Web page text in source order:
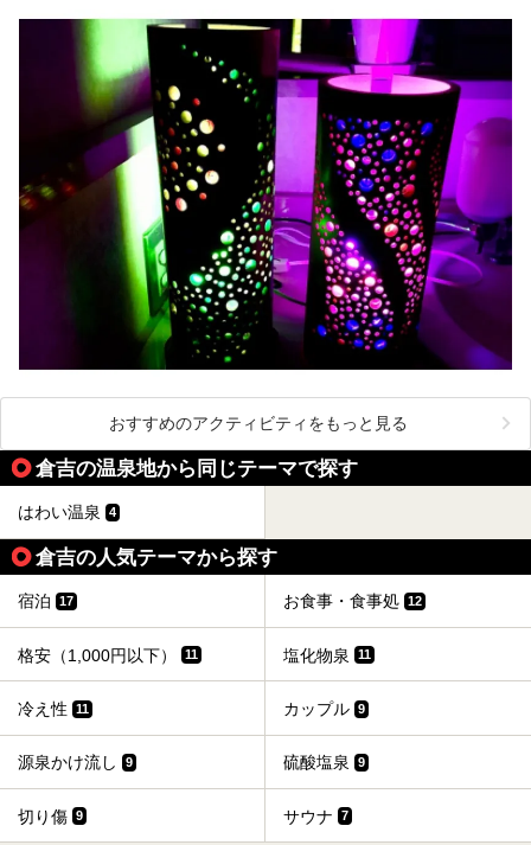
おすすめのアクティビティをもっと見る
倉吉の温泉地から同じテーマで探す
はわい温泉 4
倉吉の人気テーマから探す
宿泊 17 お食事・食事処 12
格安（1,000円以下） 11 塩化物泉 11
冷え性 11 カップル 9
源泉かけ流し 9 硫酸塩泉 9
切り傷 9 サウナ 7